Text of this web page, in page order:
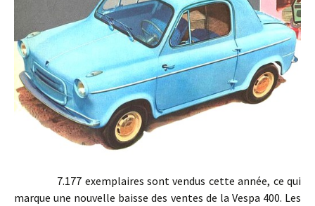
7.177 exemplaires sont vendus cette année, ce qui
marque une nouvelle baisse des ventes de la Vespa 400. Les